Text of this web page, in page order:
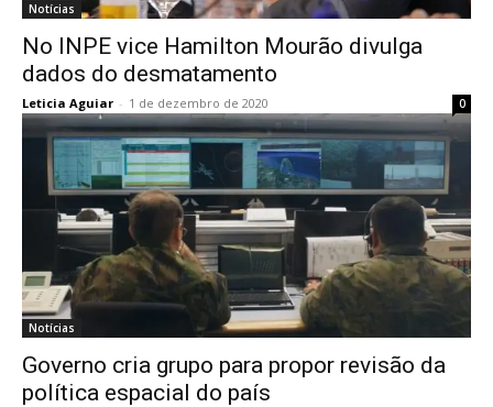
Notícias
No INPE vice Hamilton Mourão divulga
dados do desmatamento
Leticia Aguiar - 1 de dezembro de 2020 0
Notícias
Governo cria grupo para propor revisão da
política espacial do país